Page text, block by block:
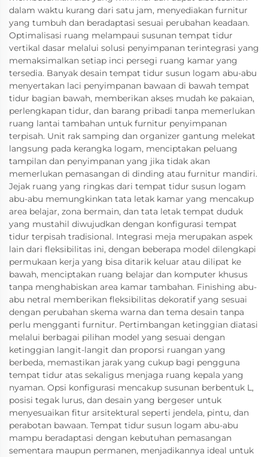
dalam waktu kurang dari satu jam, menyediakan furnitur
yang tumbuh dan beradaptasi sesuai perubahan keadaan.
Optimalisasi ruang melampaui susunan tempat tidur
vertikal dasar melalui solusi penyimpanan terintegrasi yang
memaksimalkan setiap inci persegi ruang kamar yang
tersedia. Banyak desain tempat tidur susun logam abu-abu
menyertakan laci penyimpanan bawaan di bawah tempat
tidur bagian bawah, memberikan akses mudah ke pakaian,
perlengkapan tidur, dan barang pribadi tanpa memerlukan
ruang lantai tambahan untuk furnitur penyimpanan
terpisah. Unit rak samping dan organizer gantung melekat
langsung pada kerangka logam, menciptakan peluang
tampilan dan penyimpanan yang jika tidak akan
memerlukan pemasangan di dinding atau furnitur mandiri.
Jejak ruang yang ringkas dari tempat tidur susun logam
abu-abu memungkinkan tata letak kamar yang mencakup
area belajar, zona bermain, dan tata letak tempat duduk
yang mustahil diwujudkan dengan konfigurasi tempat
tidur terpisah tradisional. Integrasi meja merupakan aspek
lain dari fleksibilitas ini, dengan beberapa model dilengkapi
permukaan kerja yang bisa ditarik keluar atau dilipat ke
bawah, menciptakan ruang belajar dan komputer khusus
tanpa menghabiskan area kamar tambahan. Finishing abu-
abu netral memberikan fleksibilitas dekoratif yang sesuai
dengan perubahan skema warna dan tema desain tanpa
perlu mengganti furnitur. Pertimbangan ketinggian diatasi
melalui berbagai pilihan model yang sesuai dengan
ketinggian langit-langit dan proporsi ruangan yang
berbeda, memastikan jarak yang cukup bagi pengguna
tempat tidur atas sekaligus menjaga ruang kepala yang
nyaman. Opsi konfigurasi mencakup susunan berbentuk L,
posisi tegak lurus, dan desain yang bergeser untuk
menyesuaikan fitur arsitektural seperti jendela, pintu, dan
perabotan bawaan. Tempat tidur susun logam abu-abu
mampu beradaptasi dengan kebutuhan pemasangan
sementara maupun permanen, menjadikannya ideal untuk